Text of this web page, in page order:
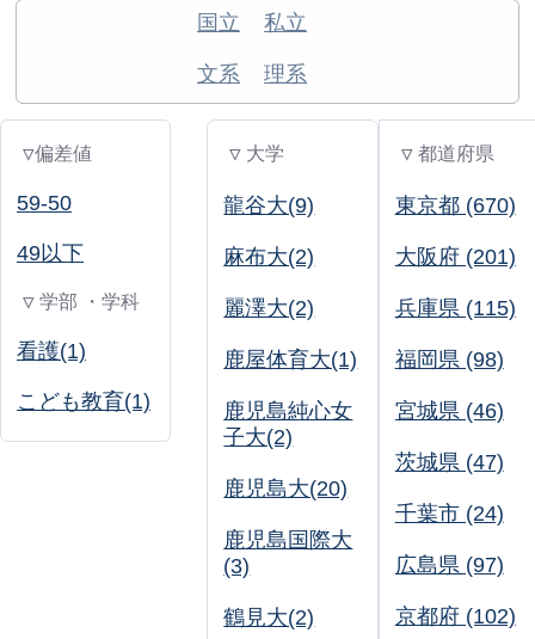
国立 私立
文系 理系
▽偏差値
59-50
49以下
▽ 学部 ・学科
看護(1)
こども教育(1)
▽ 大学
龍谷大(9)
麻布大(2)
麗澤大(2)
鹿屋体育大(1)
鹿児島純心女
子大(2)
鹿児島大(20)
鹿児島国際大
(3)
鶴見大(2)
▽ 都道府県
東京都 (670)
大阪府 (201)
兵庫県 (115)
福岡県 (98)
宮城県 (46)
茨城県 (47)
千葉市 (24)
広島県 (97)
京都府 (102)